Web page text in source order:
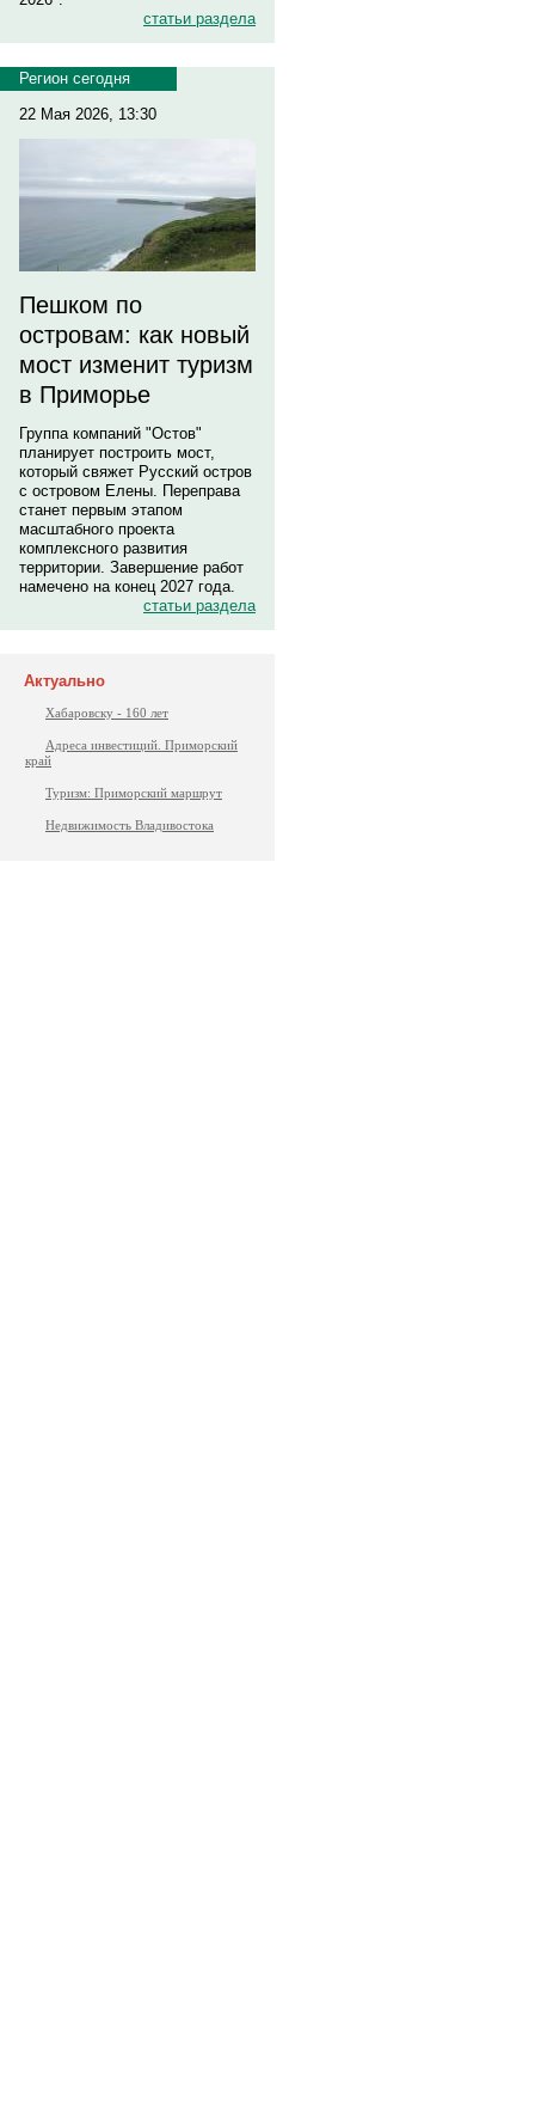
статьи раздела
Регион сегодня
22 Мая 2026, 13:30
Пешком по
островам: как новый
мост изменит туризм
в Приморье
Группа компаний "Остов"
планирует построить мост,
который свяжет Русский остров
с островом Елены. Переправа
станет первым этапом
масштабного проекта
комплексного развития
территории. Завершение работ
намечено на конец 2027 года.
статьи раздела
Актуально
Хабаровску - 160 лет
Адреса инвестиций. Приморский
край
Туризм: Приморский маршрут
Недвижимость Владивостока